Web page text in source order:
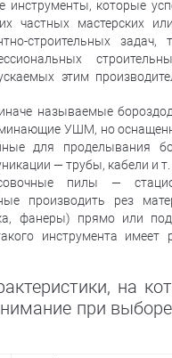
инструменты, которые
частных мастерских
строительных
этим
иначе называемые
УШМ, но
для проделывания
— трубы, кабели и т.
пилы —
производить рез
фанеры) прямо или
инструмента имеет
на
при